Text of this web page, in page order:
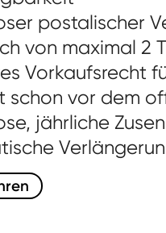
postalischer
von maximal 2
Vorkaufsrecht
schon vor dem
jährliche